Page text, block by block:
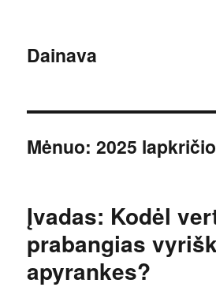
Dainava
Mėnuo:2025 lapkričio
Įvadas: Kodėl
prabangias
apyrankes?